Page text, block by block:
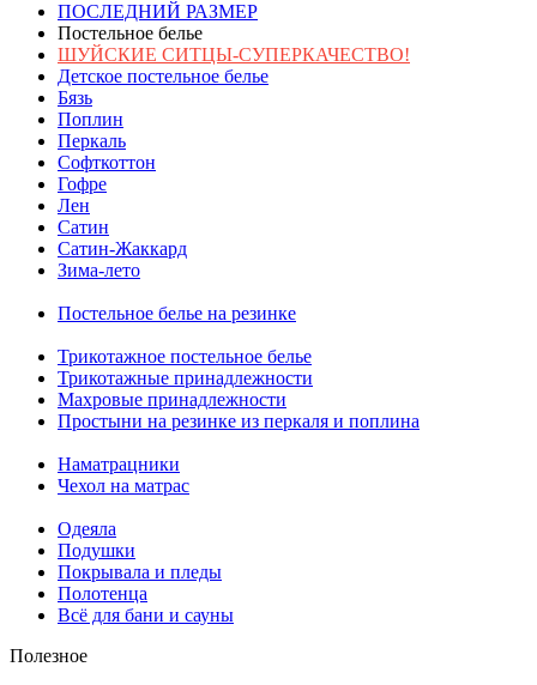
ПОСЛЕДНИЙ РАЗМЕР
Постельное белье
ШУЙСКИЕ СИТЦЫ-СУПЕРКАЧЕСТВО!
Детское постельное белье
Бязь
Поплин
Перкаль
Софткоттон
Гофре
Лен
Сатин
Сатин-Жаккард
Зима-лето
Постельное белье на резинке
Трикотажное постельное белье
Трикотажные принадлежности
Махровые принадлежности
Простыни на резинке из перкаля и поплина
Наматрацники
Чехол на матрас
Одеяла
Подушки
Покрывала и пледы
Полотенца
Всё для бани и сауны
Полезное